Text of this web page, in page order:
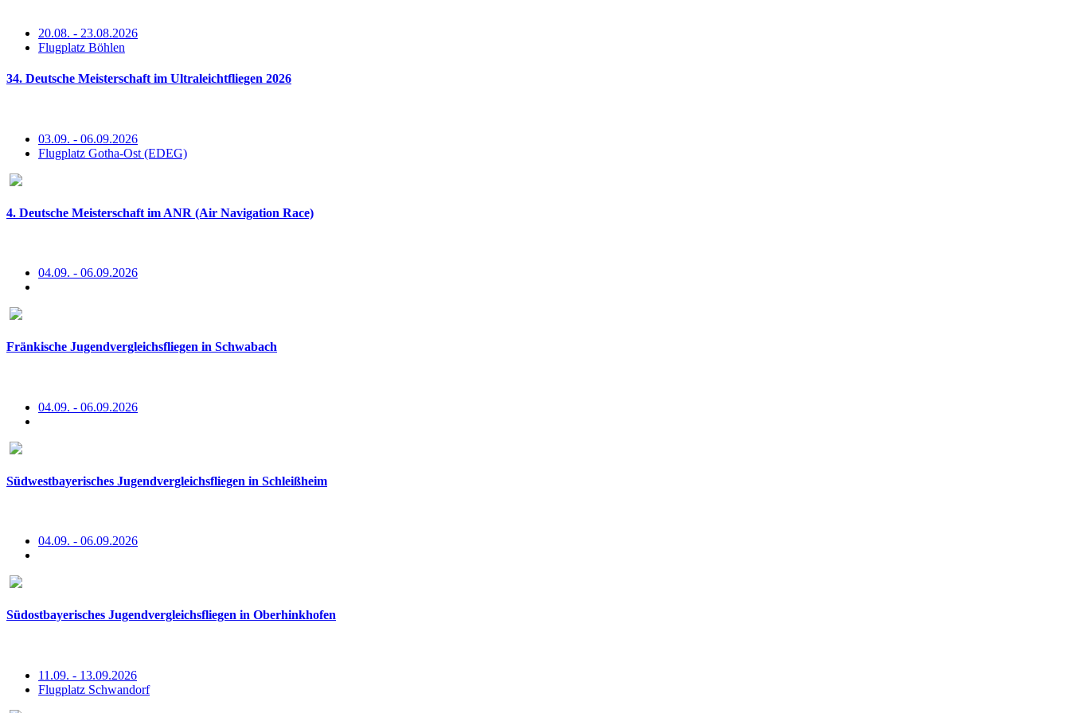
20.08. - 23.08.2026
Flugplatz Böhlen
34. Deutsche Meisterschaft im Ultraleichtfliegen 2026
03.09. - 06.09.2026
Flugplatz Gotha-Ost (EDEG)
4. Deutsche Meisterschaft im ANR (Air Navigation Race)
04.09. - 06.09.2026
Fränkische Jugendvergleichsfliegen in Schwabach
04.09. - 06.09.2026
Südwestbayerisches Jugendvergleichsfliegen in Schleißheim
04.09. - 06.09.2026
Südostbayerisches Jugendvergleichsfliegen in Oberhinkhofen
11.09. - 13.09.2026
Flugplatz Schwandorf